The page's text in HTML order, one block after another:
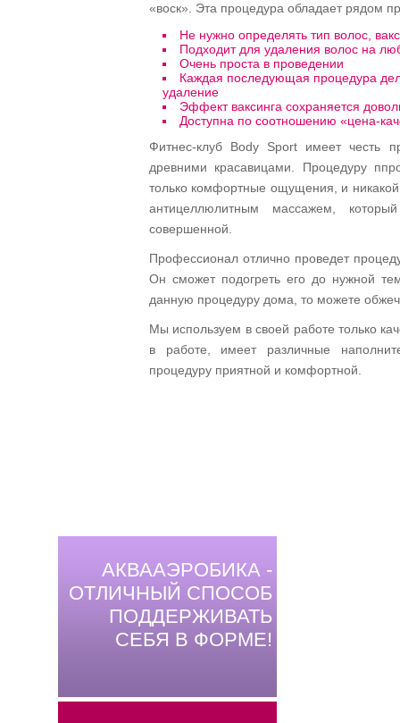
«воск». Эта процедура обладает рядом
Не нужно определять тип волос,
Подходит для удаления волос на
Очень проста в проведении
Каждая последующая процедура
удаление
Эффект ваксинга сохраняется
Доступна по соотношению «цена-
Фитнес-клуб Body Sport имеет честь
древними красавицами. Процедуру
только комфортные ощущения, и
антицеллюлитным массажем,
совершенной.
Профессионал отлично проведет
Он сможет подогреть его до нужной
данную процедуру дома, то можете
Мы используем в своей работе только
в работе, имеет различные
процедуру приятной и комфортной.
АКВААЭРОБИКА -
ОТЛИЧНЫЙ СПОСОБ
ПОДДЕРЖИВАТЬ
СЕБЯ В ФОРМЕ!